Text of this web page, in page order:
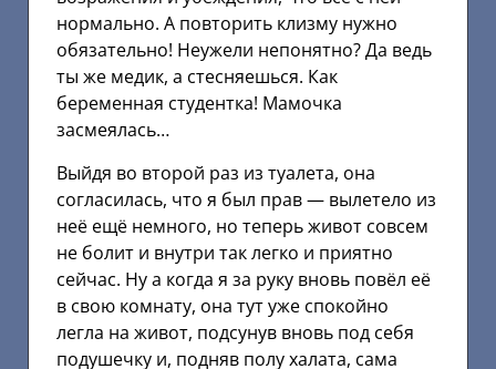
нормально. А повторить клизму нужно
обязательно! Неужели непонятно? Да ведь
ты же медик, а стесняешься. Как
беременная студентка! Мамочка
засмеялась…
Выйдя во второй раз из туалета, она
согласилась, что я был прав — вылетело из
неё ещё немного, но теперь живот совсем
не болит и внутри так легко и приятно
сейчас. Ну а когда я за руку вновь повёл её
в свою комнату, она тут уже спокойно
легла на живот, подсунув вновь под себя
подушечку и, подняв полу халата, сама